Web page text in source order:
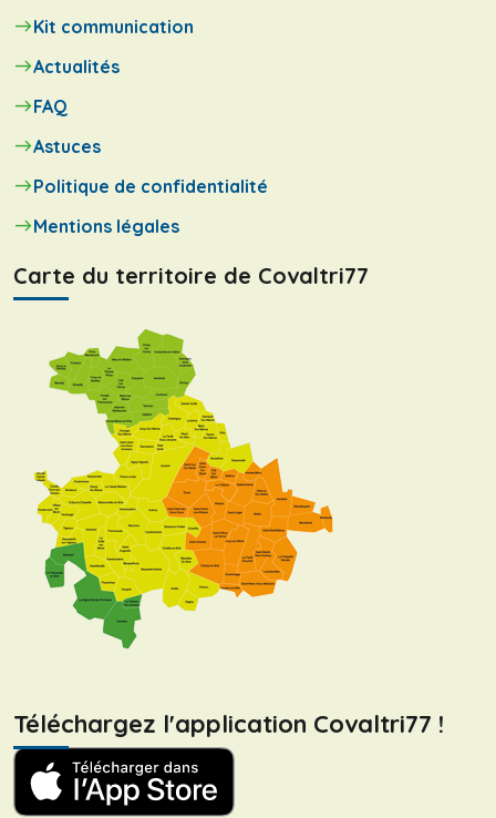
Kit communication
Actualités
FAQ
Astuces
Politique de confidentialité
Mentions légales
Carte du territoire de Covaltri77
Téléchargez l'application Covaltri77 !